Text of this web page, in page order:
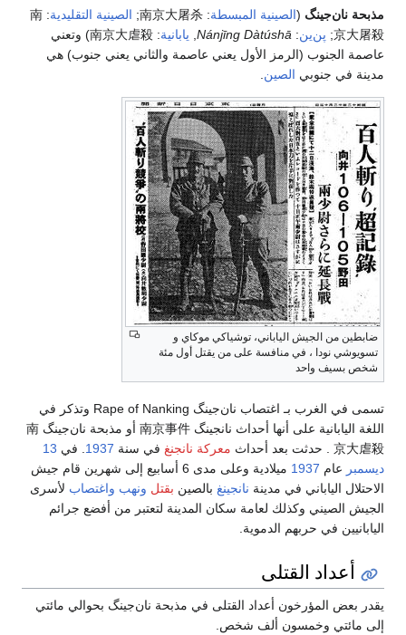
مذبحة نان‌جينگ (الصينية المبسطة:
南京大屠杀
; الصينية التقليدية:
南
京大屠殺
; پن‌ين:
Nánjīng Dàtúshā يابانية:
南京大虐殺) وتعني
عاصمة الجنوب (الرمز الأول يعني عاصمة والثاني يعني جنوب) هي
مدينة في جنوبي الصين
ضابطين من الجيش الياباني، توشياكي موكاي و
تسويوشي نودا ، في منافسة على من يقتل أول مئة
شخص بسيف واحد
تسمى في الغرب بـ اغتصاب نان‌جينگ Rape of Nanking وتذكر في
اللغة اليابانية على أنها أحداث نانجينگ 南京事件 أو مذبحة نان‌جينگ 南
京大虐殺 . حدثت بعد أحداث
معركة نانجنغ في سنة 1937. في 13
ديسمبر عام 1937
ميلادية وعلى مدى 6 أسابيع إلى شهرين قام جيش
الاحتلال الياباني في مدينة نانجينغ بالصين بقتل ونهب واغتصاب لأسرى
الجيش الصيني وكذلك لعامة سكان المدينة لتعتبر من أفضع جرائم
اليابانيين في حربهم الدموية.
أعداد القتلى
يقدر بعض المؤرخون أعداد القتلى في مذبحة نان‌جينگ بحوالي مائتي
إلى مائتي وخمسون ألف شخص.